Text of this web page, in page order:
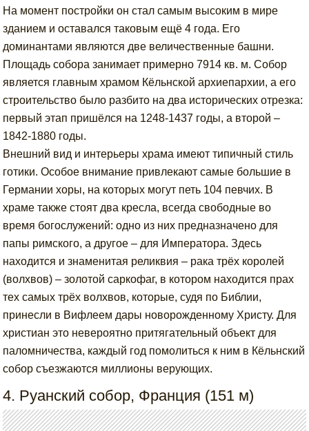
На момент постройки он стал самым высоким в мире
зданием и оставался таковым ещё 4 года. Его
доминантами являются две величественные башни.
Площадь собора занимает примерно 7914 кв. м. Собор
является главным храмом Кёльнской архиепархии, а его
строительство было разбито на два исторических отрезка:
первый этап пришёлся на 1248-1437 годы, а второй –
1842-1880 годы.
Внешний вид и интерьеры храма имеют типичный стиль
готики. Особое внимание привлекают самые большие в
Германии хоры, на которых могут петь 104 певчих. В
храме также стоят два кресла, всегда свободные во
время богослужений: одно из них предназначено для
папы римского, а другое – для Императора. Здесь
находится и знаменитая реликвия – рака трёх королей
(волхвов) – золотой саркофаг, в котором находится прах
тех самых трёх волхвов, которые, судя по Библии,
принесли в Вифлеем дары новорожденному Христу. Для
христиан это невероятно притягательный объект для
паломничества, каждый год помолиться к ним в Кёльнский
собор съезжаются миллионы верующих.
4. Руанский собор, Франция (151 м)